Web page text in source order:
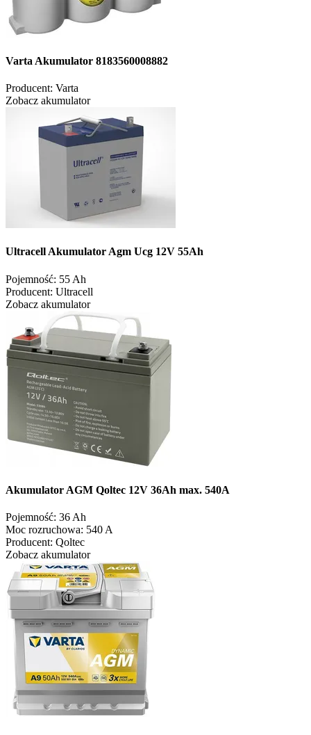
Varta Akumulator 8183560008882
Producent: Varta
Zobacz akumulator
Ultracell Akumulator Agm Ucg 12V 55Ah
Pojemność: 55 Ah
Producent: Ultracell
Zobacz akumulator
Akumulator AGM Qoltec 12V 36Ah max. 540A
Pojemność: 36 Ah
Moc rozruchowa: 540 A
Producent: Qoltec
Zobacz akumulator